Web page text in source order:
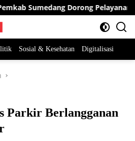
Sumedang Dorong Pelayanan dan
Sosial & Kesehatan Digitalisasi
Parkir Berlangganan